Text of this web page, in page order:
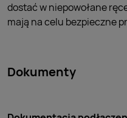
dostać w niepowołane
mają na celu bezpieczne
Dokumenty